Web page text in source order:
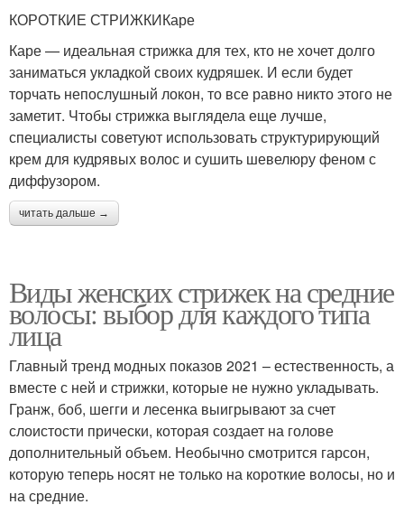
КОРОТКИЕ СТРИЖКИКаре
Каре — идеальная стрижка для тех, кто не хочет долго
заниматься укладкой своих кудряшек. И если будет
торчать непослушный локон, то все равно никто этого не
заметит. Чтобы стрижка выглядела еще лучше,
специалисты советуют использовать структурирующий
крем для кудрявых волос и сушить шевелюру феном с
диффузором.
читать дальше →
Виды женских стрижек на средние
волосы: выбор для каждого типа
лица
Главный тренд модных показов 2021 – естественность, а
вместе с ней и стрижки, которые не нужно укладывать.
Гранж, боб, шегги и лесенка выигрывают за счет
слоистости прически, которая создает на голове
дополнительный объем. Необычно смотрится гарсон,
которую теперь носят не только на короткие волосы, но и
на средние.